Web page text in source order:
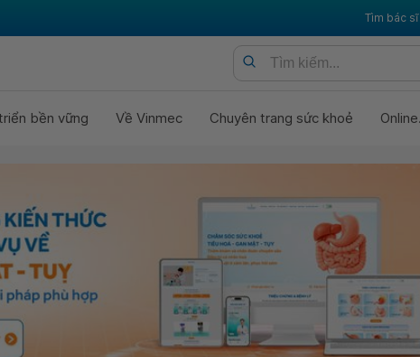
Tìm bác sĩ
bền vững Về Vinmec Chuyên trang sức khoẻ